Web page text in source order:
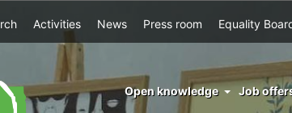
Activities News Press room Equality
menu
right
Open knowledge Job